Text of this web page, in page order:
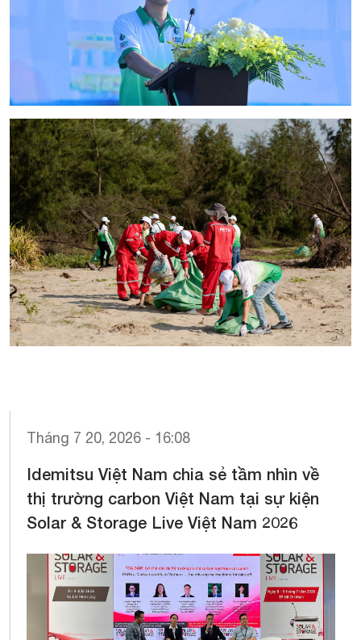
Tháng 7 20, 2026 - 16:08
Idemitsu Việt Nam chia sẻ tầm nhìn về
thị trường carbon Việt Nam tại sự kiện
Solar & Storage Live Việt Nam 2026